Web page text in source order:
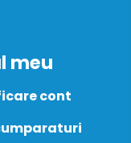
meu
cont